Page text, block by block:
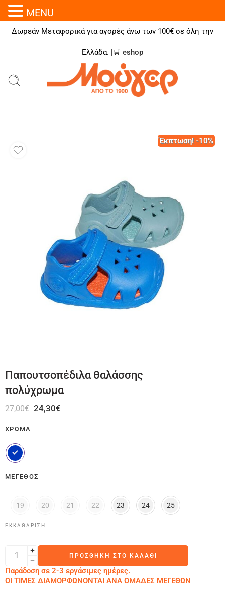
Δωρεάν Μεταφορικά για αγορές άνω των 100€ σε όλη την
Ελλάδα. |🛒 eshop
Έκπτωση! -10%
Παπουτσοπέδιλα θαλάσσης
πολύχρωμα
27,00€ 24,30€
ΧΡΏΜΑ
ΜΈΓΕΘΟΣ
19 20 21 22 23 24 25
ΕΚΚΑΘΆΡΙΣΗ
ΠΡΟΣΘΉΚΗ ΣΤΟ ΚΑΛΆΘΙ
Παράδοση σε 2-3 εργάσιμες ημέρες.
ΟΙ ΤΙΜΕΣ ΔΙΑΜΟΡΦΩΝΟΝΤΑΙ ΑΝΑ ΟΜΑΔΕΣ ΜΕΓΕΘΩΝ
MENU